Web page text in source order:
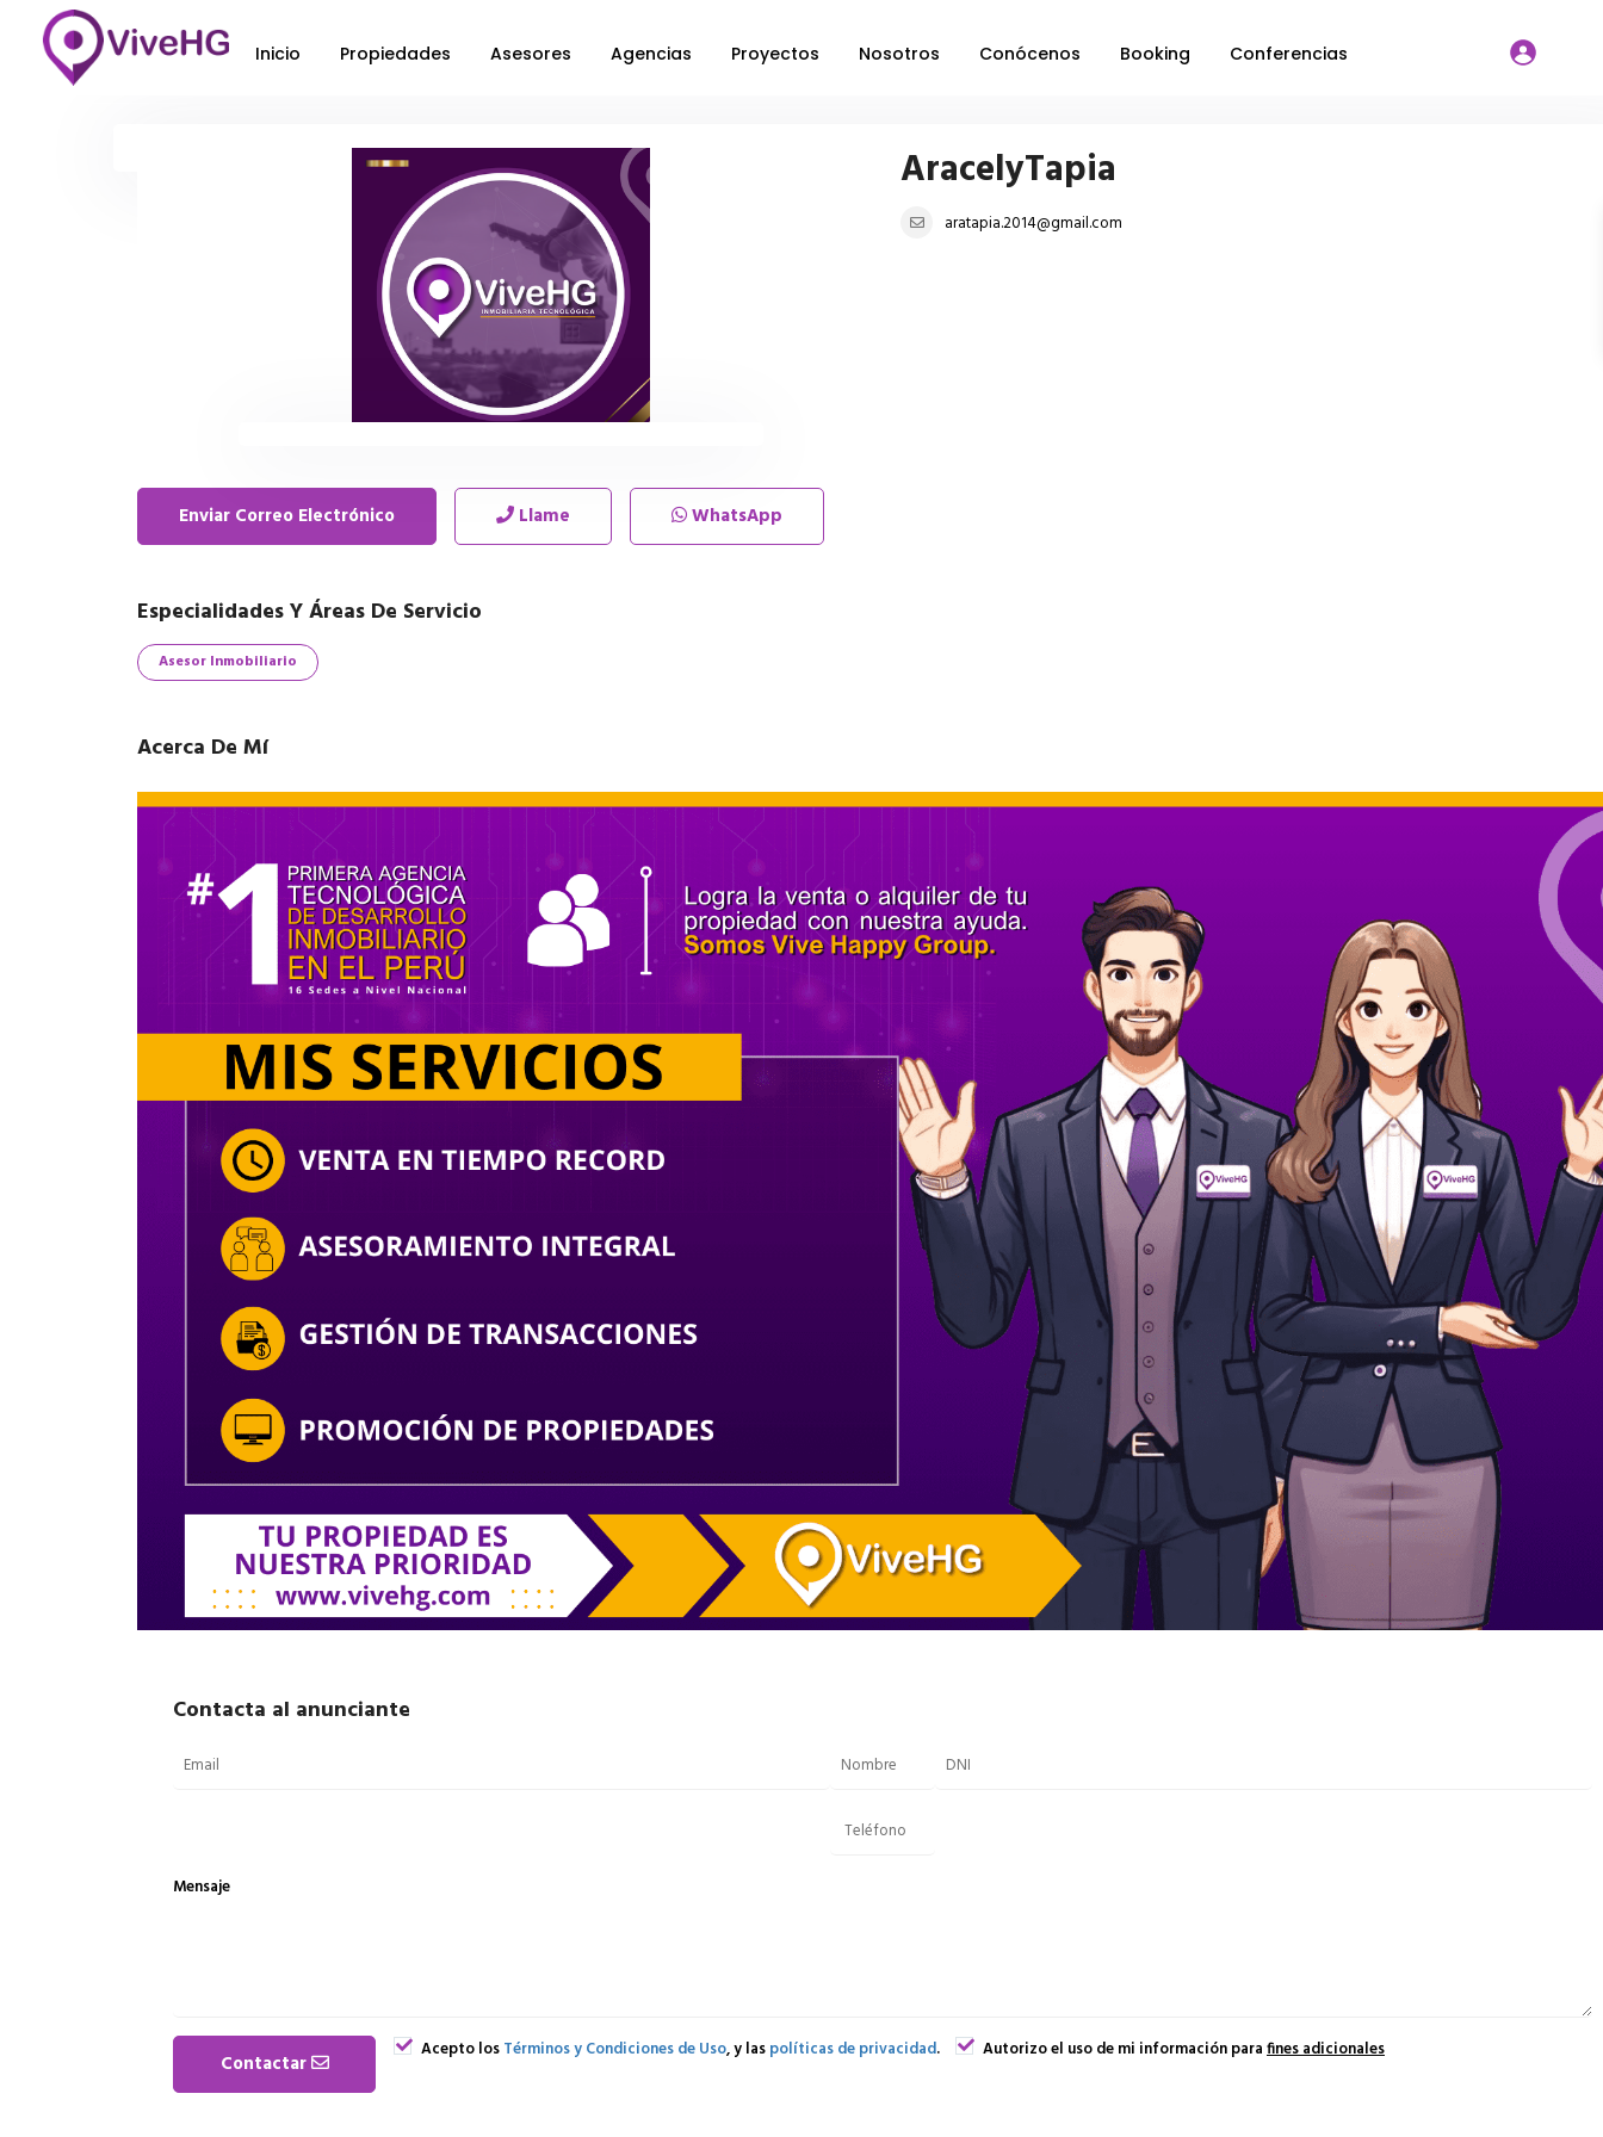
Inicio Propiedades Asesores Agencias Proyectos Nosotros Conócenos Booking Conferencias
AracelyTapia
aratapia.2014@gmail.com
Enviar Correo Electrónico Llame WhatsApp
Especialidades Y Áreas De Servicio
Asesor Inmobiliario
Acerca De Mí
Contacta al anunciante
Mensaje
Acepto losTérminos y Condiciones de Uso, y laspolíticas de privacidad. Autorizo el uso de mi información parafines adicionales
Contactar